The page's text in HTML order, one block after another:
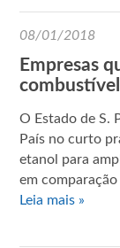
08/01/2018
Empresas
combustível
O Estado de S.
País no curto
etanol para
em
Leia mais »